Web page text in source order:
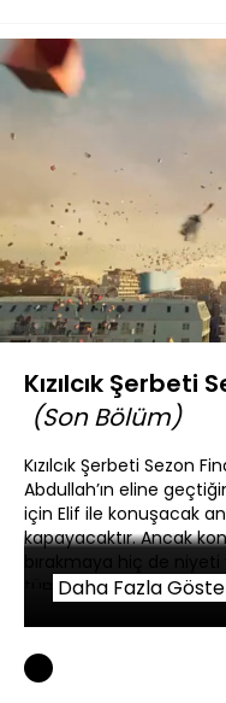
Sesi
Aç
Yüklendi:
0.43%
Kızılcık Şerbeti
(Son Bölüm)
Kızılcık Şerbeti Sezon
Abdullah’ın eline
için Elif ile konuşacak
kapayacaktır. Ancak
bırakmaya hiç de niyeti
tüm olup biteni
artık kendisinden
her ne kadar çok üzgün
durmaya çalışacaktır.
Daha Fazla